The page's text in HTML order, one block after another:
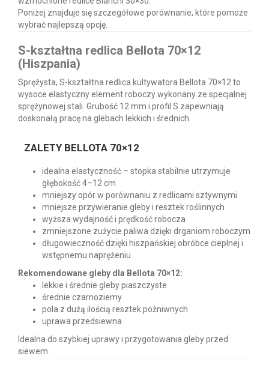
Poniżej znajduje się szczegółowe porównanie, które pomoże
wybrać najlepszą opcję.
S-kształtna redlica Bellota 70×12
(Hiszpania)
Sprężysta, S-kształtna redlica kultywatora Bellota 70×12 to
wysoce elastyczny element roboczy wykonany ze specjalnej
sprężynowej stali. Grubość 12 mm i profil S zapewniają
doskonałą pracę na glebach lekkich i średnich.
ZALETY BELLOTA 70×12
idealna elastyczność – stopka stabilnie utrzymuje
głębokość 4–12 cm
mniejszy opór w porównaniu z redlicami sztywnymi
mniejsze przywieranie gleby i resztek roślinnych
wyższa wydajność i prędkość robocza
zmniejszone zużycie paliwa dzięki drganiom roboczym
długowieczność dzięki hiszpańskiej obróbce cieplnej i
wstępnemu naprężeniu
Rekomendowane gleby dla Bellota 70×12:
lekkie i średnie gleby piaszczyste
średnie czarnoziemy
pola z dużą ilością resztek pożniwnych
uprawa przedsiewna
Idealna do szybkiej uprawy i przygotowania gleby przed
siewem.